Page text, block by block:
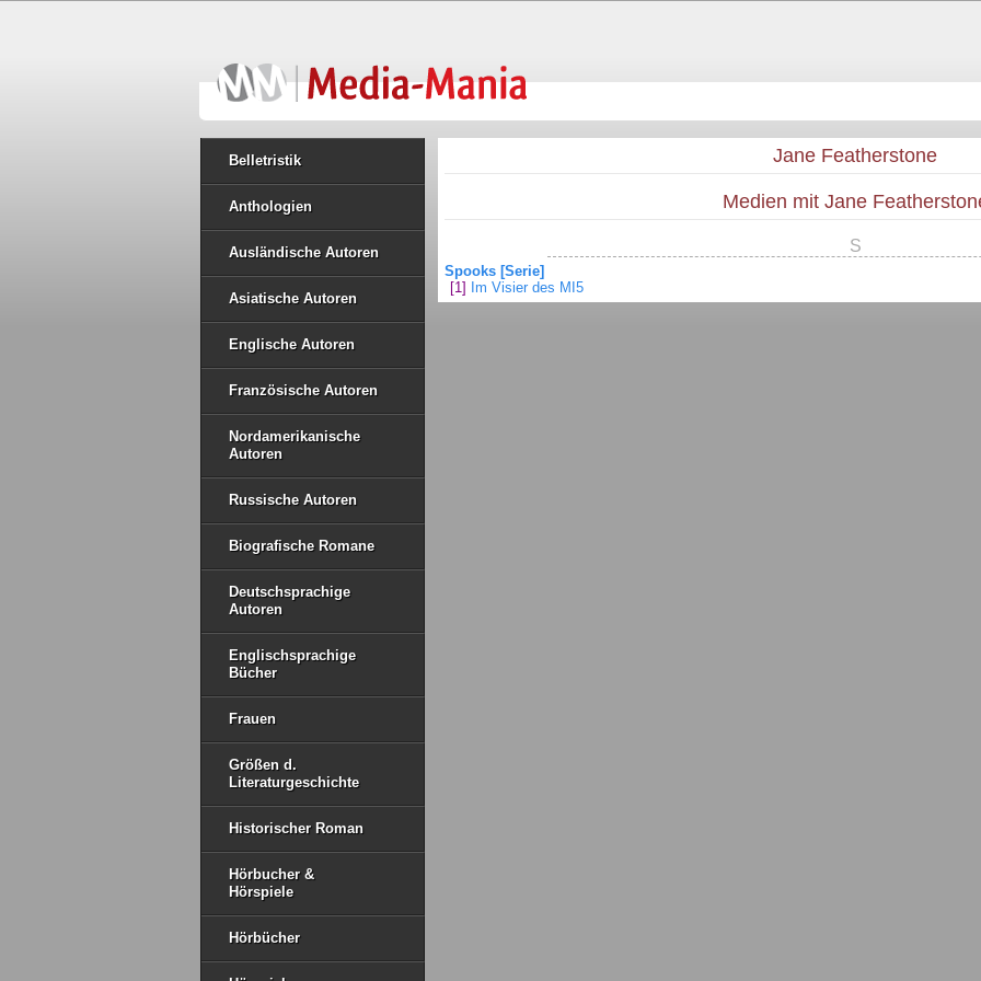
Belletristik
Anthologien
Ausländische Autoren
Asiatische Autoren
Englische Autoren
Französische Autoren
Nordamerikanische
Autoren
Russische Autoren
Biografische Romane
Deutschsprachige
Autoren
Englischsprachige
Bücher
Frauen
Größen d.
Literaturgeschichte
Historischer Roman
Hörbucher &
Hörspiele
Hörbücher
Jane Featherstone
Medien mit Jane
S
Spooks [Serie]
[1]
Im Visier des MI5